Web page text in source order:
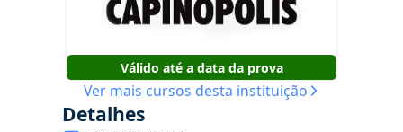
Válido até a data da prova
Ver mais cursos desta instituição
Detalhes